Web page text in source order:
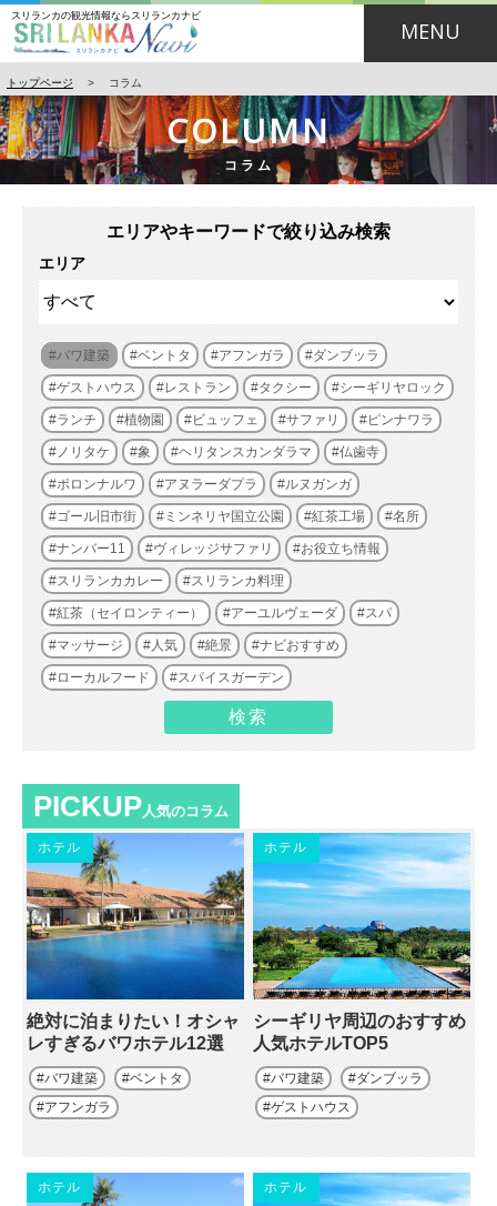
スリランカの観光情報ならスリランカナビ
MENU
トップページ > コラム
COLUMN
コラム
エリアやキーワードで絞り込み検索
エリア
バワ建築 ベントタ アフンガラ ダンブッラ
ゲストハウス レストラン タクシー シーギリヤロック
ランチ 植物園 ビュッフェ サファリ ピンナワラ
ノリタケ 象 ヘリタンスカンダラマ 仏歯寺
ポロンナルワ アヌラーダプラ ルヌガンガ
ゴール旧市街 ミンネリヤ国立公園 紅茶工場 名所
ナンバー11 ヴィレッジサファリ お役立ち情報
スリランカカレー スリランカ料理
紅茶（セイロンティー） アーユルヴェーダ スパ
マッサージ 人気 絶景 ナビおすすめ
ローカルフード スパイスガーデン
PICKUP人気のコラム
絶対に泊まりたい！オシャ
レすぎるバワホテル12選
ホテル
バワ建築
ベントタ
アフンガラ
シーギリヤ周辺のおすすめ
人気ホテルTOP5
ホテル
バワ建築
ダンブッラ
ゲストハウス
ホテル ホテル